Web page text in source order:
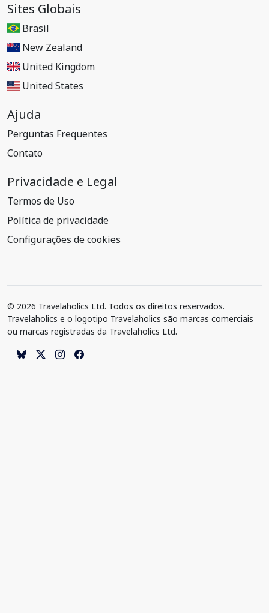
Sites Globais
Brasil
New Zealand
United Kingdom
United States
Ajuda
Perguntas Frequentes
Contato
Privacidade e Legal
Termos de Uso
Política de privacidade
Configurações de cookies
© 2026 Travelaholics Ltd. Todos os direitos reservados.
Travelaholics e o logotipo Travelaholics são marcas comerciais
ou marcas registradas da Travelaholics Ltd.